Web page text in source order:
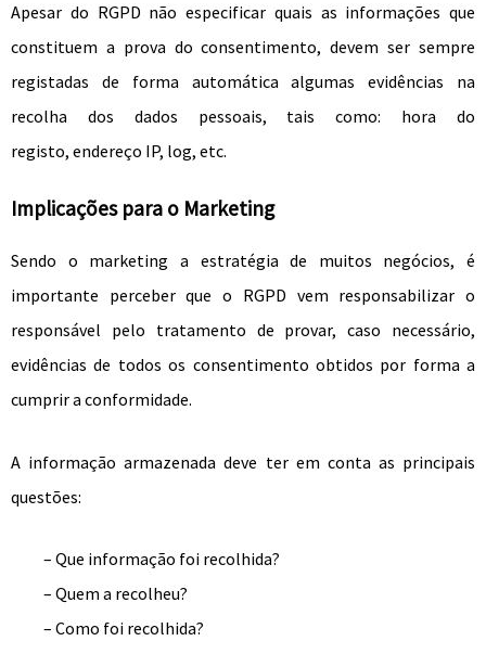
Apesar do RGPD não especificar quais as informações que
constituem a prova do consentimento, devem ser sempre
registadas de forma automática algumas evidências na
recolha dos dados pessoais, tais como: hora do
registo, endereço IP, log, etc.
Implicações para o Marketing
Sendo o marketing a estratégia de muitos negócios, é
importante perceber que o RGPD vem responsabilizar o
responsável pelo tratamento de provar, caso necessário,
evidências de todos os consentimento obtidos por forma a
cumprir a conformidade.
A informação armazenada deve ter em conta as principais
questões:
– Que informação foi recolhida?
– Quem a recolheu?
– Como foi recolhida?